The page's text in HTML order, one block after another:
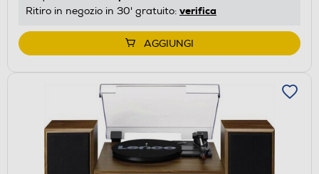
Ritiro in negozio in 30' gratuito: verifica
AGGIUNGI